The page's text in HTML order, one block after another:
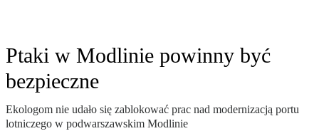
Ptaki w Modlinie powinny być
bezpieczne
Ekologom nie udało się zablokować prac nad modernizacją portu
lotniczego w podwarszawskim Modlinie